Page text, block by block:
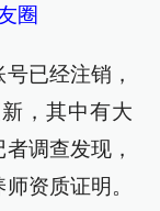
圈
已经注销，
，其中有大
调查发现，
资质证明。